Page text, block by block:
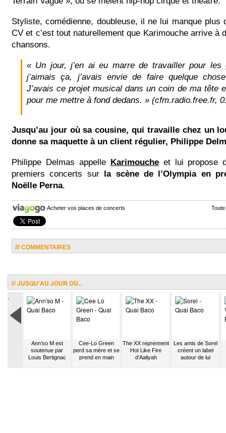
Styliste, comédienne, doubleuse, il ne lui manque plus
CV et c’est tout naturellement que Karimouche arrive à
chansons.
« Un jour, j’en ai eu marre de travailler pour les
j’aimais ça, j’avais envie de faire quelque
J’avais ce projet musical dans un coin de ma tête
pour me mettre à fond dedans. » (cfm.radio.free.fr,
Jusqu’au jour où sa cousine, qui travaille chez un
donne sa maquette à un client régulier, Philippe
Philippe Delmas appelle Karimoucheet lui propose
premiers concerts surla scène de l’Olympia en
Noëlle Perna.
Acheter vos places de concerts
/// COMMENTAIRES
/// JUSQU'AU JOUR OÙ...
.
Ann’so M est
soutenue par
Louis Bertignac
Cee-Lo Green
perd sa mère et se
prend en main
The XX reprennent
Hot Like Fire
d’Aaliyah
Les amis de Sorel
créent un label
autour de lui